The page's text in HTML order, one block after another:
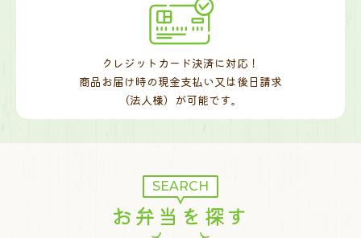
クレジットカード決済に対応！
商品お届け時の現金支払い又は後日請求
（法人様）が可能です。
SEARCH
お弁当を探す